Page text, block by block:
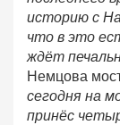
историю с
что в это
ждёт
Немцова
сегодня на
принёс